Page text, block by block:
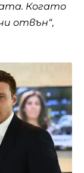
Когато
отвън“,